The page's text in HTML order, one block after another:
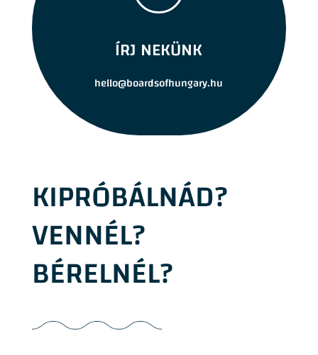
ÍRJ NEKÜNK
hello@boardsofhungary.hu
KIPRÓBÁLNÁD?
VENNÉL?
BÉRELNÉL?